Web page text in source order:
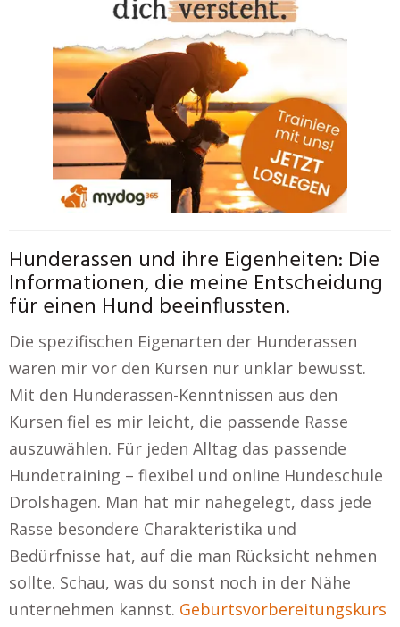
Hunderassen und ihre Eigenheiten: Die
Informationen, die meine Entscheidung
für einen Hund beeinflussten.
Die spezifischen Eigenarten der Hunderassen
waren mir vor den Kursen nur unklar bewusst.
Mit den Hunderassen-Kenntnissen aus den
Kursen fiel es mir leicht, die passende Rasse
auszuwählen. Für jeden Alltag das passende
Hundetraining – flexibel und online Hundeschule
Drolshagen. Man hat mir nahegelegt, dass jede
Rasse besondere Charakteristika und
Bedürfnisse hat, auf die man Rücksicht nehmen
sollte. Schau, was du sonst noch in der Nähe
unternehmen kannst. Geburtsvorbereitungskurs